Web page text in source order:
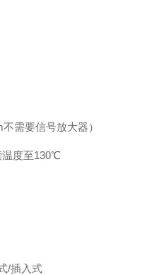
需要信号放大器）
温度至130℃
/插入式